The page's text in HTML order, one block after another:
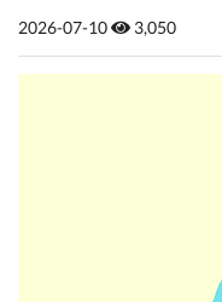
2026-07-10 3,050